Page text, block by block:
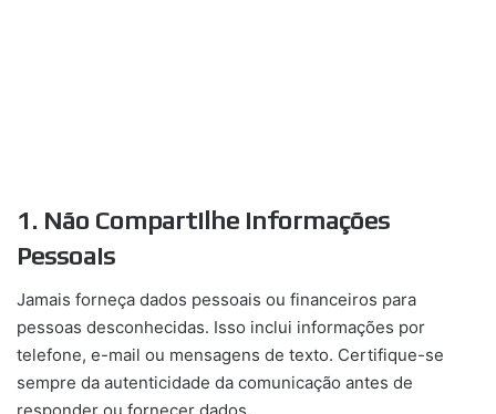
1. Não Compartilhe Informações
Pessoais
Jamais forneça dados pessoais ou financeiros para
pessoas desconhecidas. Isso inclui informações por
telefone, e-mail ou mensagens de texto. Certifique-se
sempre da autenticidade da comunicação antes de